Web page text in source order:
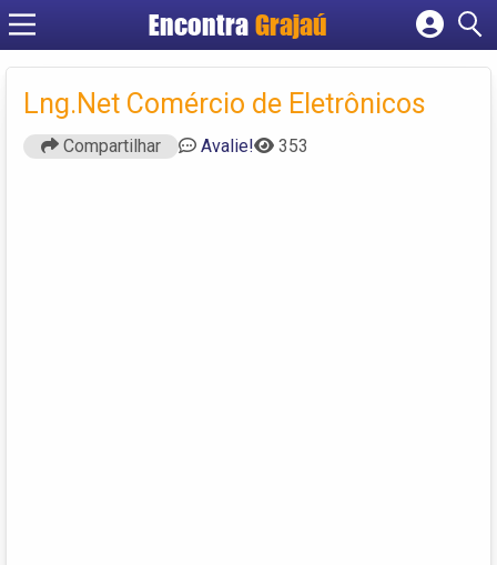
Encontra Grajaú
Cadastrar empresa
Criar conta
Lng.Net Comércio de Eletrônicos
Compartilhar Avalie! 353